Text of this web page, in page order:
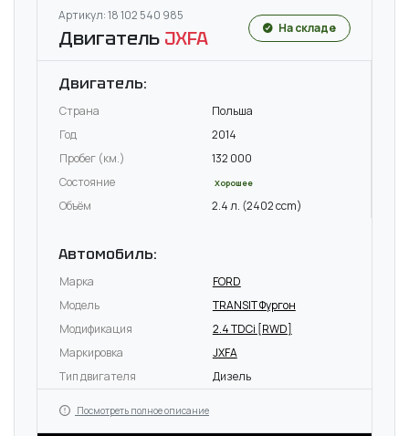
Артикул: 18 102 540 985
Двигатель JXFA На складе
Двигатель:
Страна
Польша
Год
2014
Пробег (км.)
132 000
Состояние
Хорошее
Объём 2.4 л. (2402 ccm)
Автомобиль:
Марка
FORD
Модель
TRANSIT Фургон
Модификация
2.4 TDCi [RWD]
Маркировка
JXFA
Тип двигателя
Дизель
Посмотреть полное описание